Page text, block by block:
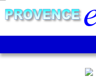
Cascade du Ray-Pic - La cascade